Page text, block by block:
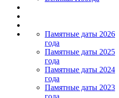
Памятные даты 2026
года
Памятные даты 2025
года
Памятные даты 2024
года
Памятные даты 2023
года